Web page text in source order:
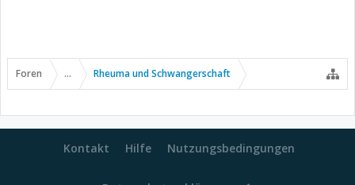
Foren ... Rheuma und Schwangerschaft
Kontakt Hilfe Nutzungsbedingungen